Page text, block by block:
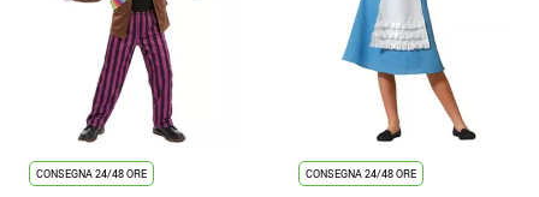
CONSEGNA 24/48 ORE CONSEGNA 24/48 ORE